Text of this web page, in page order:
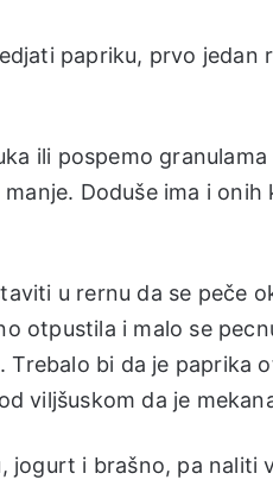
papriku, prvo jedan
ili pospemo
Doduše ima i
u rernu da se peče
otpustila i malo se
Trebalo bi da je paprika
viljšuskom da je
jogurt i brašno, pa